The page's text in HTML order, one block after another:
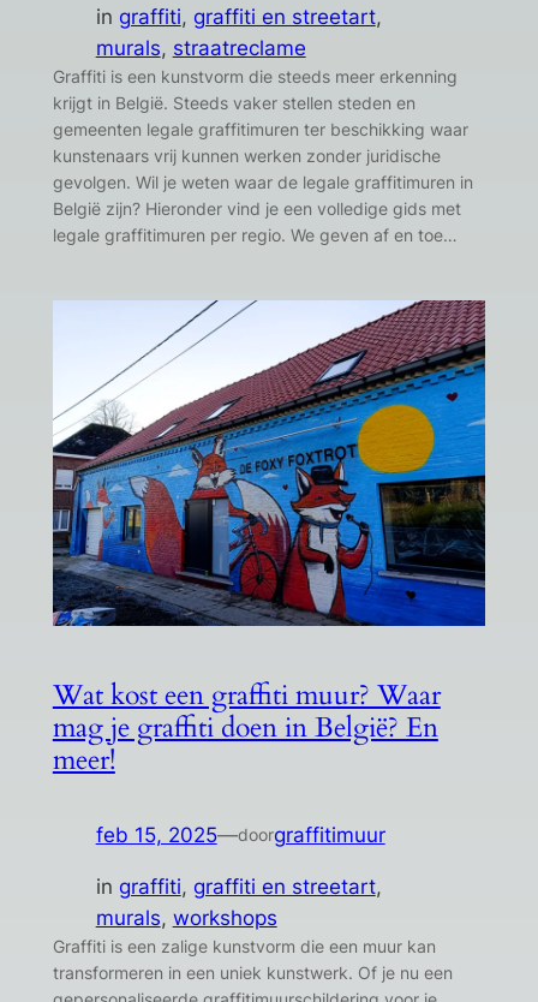
in graffiti, graffiti en streetart
murals, straatreclame
Graffiti is een kunstvorm die steeds meer erkenning
krijgt in België. Steeds vaker stellen steden en
gemeenten legale graffitimuren ter beschikking waar
kunstenaars vrij kunnen werken zonder juridische
gevolgen. Wil je weten waar de legale graffitimuren in
België zijn? Hieronder vind je een volledige gids met
legale graffitimuren per regio. We geven af en toe…
Wat kost een graffiti muur? Waar
mag je graffiti doen in België? En
meer!
feb 15, 2025—doorgraffitimuur
in graffiti, graffiti en streetart
murals, workshops
Graffiti is een zalige kunstvorm die een muur kan
transformeren in een uniek kunstwerk. Of je nu een